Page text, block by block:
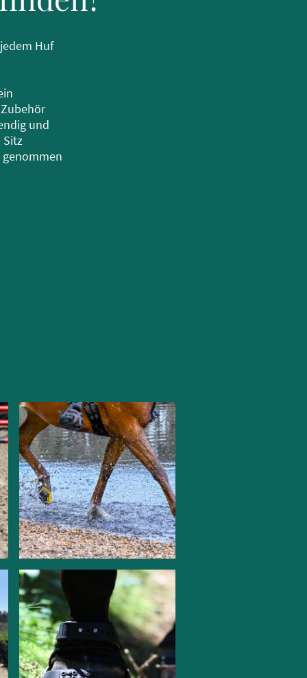
Huf
und
Sitz